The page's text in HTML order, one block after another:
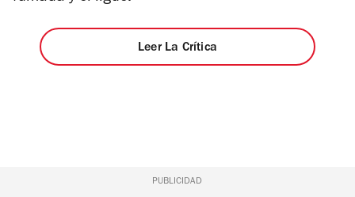
Leer La Crítica
PUBLICIDAD